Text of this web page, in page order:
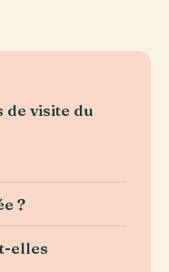
de visite du
?
elles